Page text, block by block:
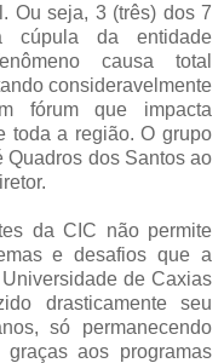
Ou seja, 3 (três) dos 7
cúpula da entidade
causa total
consideravelmente
fórum que impacta
toda a região. O grupo
Quadros dos Santos ao
da CIC não permite
e desafios que a
de Caxias
drasticamente seu
só permanecendo
aos programas